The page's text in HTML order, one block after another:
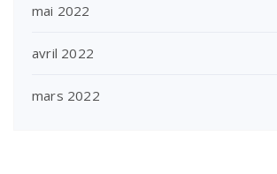
mai 2022
avril 2022
mars 2022